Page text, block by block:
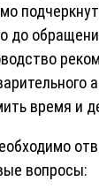
до
время и
вопросы: